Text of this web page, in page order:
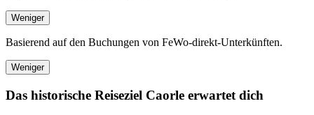
Weniger
Basierend auf den Buchungen von FeWo-direkt-Unterkünften.
Weniger
Das historische Reiseziel Caorle erwartet dich